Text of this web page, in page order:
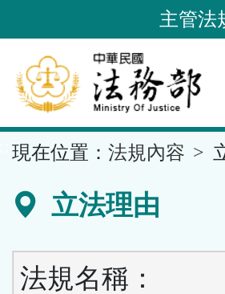
到
要
內
容
區
主管法
現在位置： 法規內容
立法理由
法規名稱：